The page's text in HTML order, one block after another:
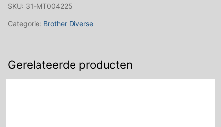
SKU: 31-MT004225
Categorie: Brother Diverse
Gerelateerde producten